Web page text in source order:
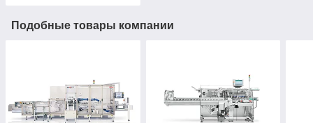
Подобные товары компании